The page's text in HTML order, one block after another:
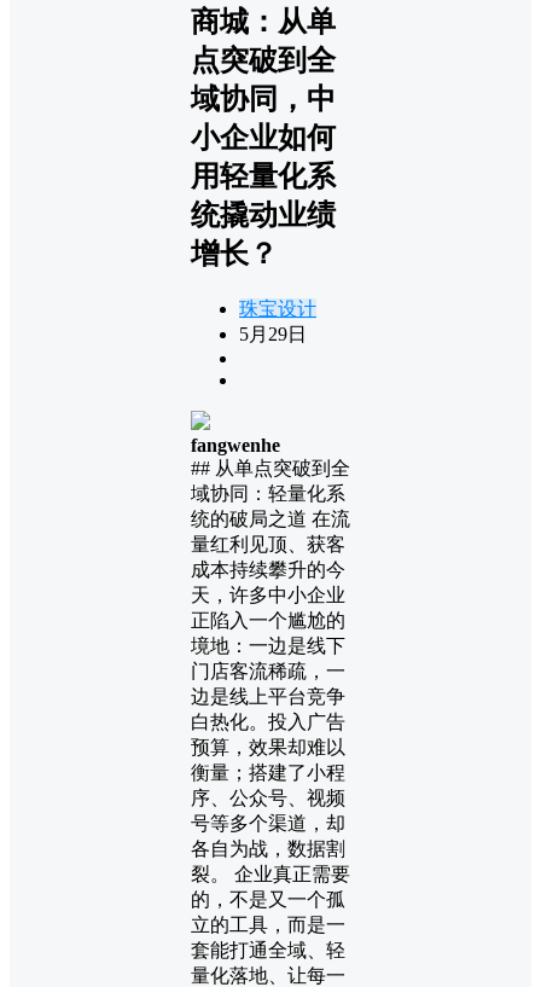
商城：从单
点突破到全
域协同，中
小企业如何
用轻量化系
统撬动业绩
增长？
珠宝设计
5月29日
fangwenhe
## 从单点突破到全
域协同：轻量化系
统的破局之道 在流
量红利见顶、获客
成本持续攀升的今
天，许多中小企业
正陷入一个尴尬的
境地：一边是线下
门店客流稀疏，一
边是线上平台竞争
白热化。投入广告
预算，效果却难以
衡量；搭建了小程
序、公众号、视频
号等多个渠道，却
各自为战，数据割
裂。 企业真正需要
的，不是又一个孤
立的工具，而是一
套能打通全域、轻
量化落地、让每一